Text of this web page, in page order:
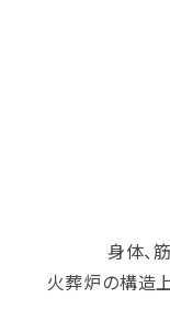
身体、
火葬炉の構造